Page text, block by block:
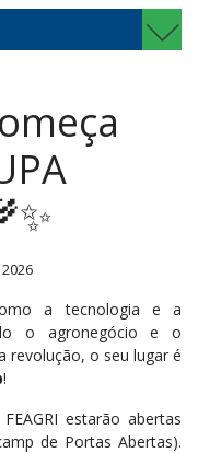
a tecnologia e a
o agronegócio e o
revolução, o seu lugar é
!
estarão abertas
de Portas Abertas).